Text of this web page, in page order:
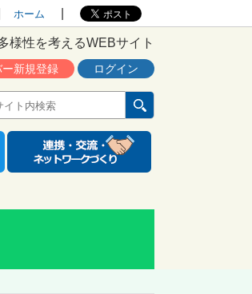
ホーム
様性を考えるWEBサイト
ー新規登録 ログイン